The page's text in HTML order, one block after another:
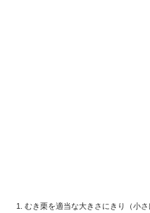
むき栗を適当な大きさにきり（小さ